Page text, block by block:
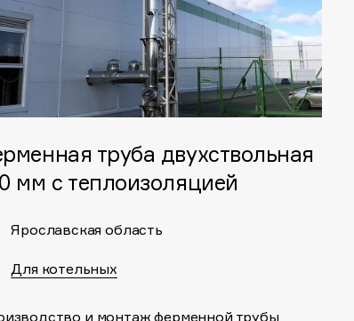
труба двухствольная
мм с теплоизоляцией
Ярославская область
Для котельных
и монтаж ферменной трубы